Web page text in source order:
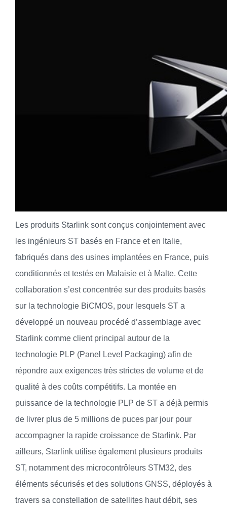
Les produits Starlink sont conçus conjointement avec
les ingénieurs ST basés en France et en Italie,
fabriqués dans des usines implantées en France, puis
conditionnés et testés en Malaisie et à Malte. Cette
collaboration s’est concentrée sur des produits basés
sur la technologie BiCMOS, pour lesquels ST a
développé un nouveau procédé d’assemblage avec
Starlink comme client principal autour de la
technologie PLP (Panel Level Packaging) afin de
répondre aux exigences très strictes de volume et de
qualité à des coûts compétitifs. La montée en
puissance de la technologie PLP de ST a déjà permis
de livrer plus de 5 millions de puces par jour pour
accompagner la rapide croissance de Starlink. Par
ailleurs, Starlink utilise également plusieurs produits
ST, notamment des microcontrôleurs STM32, des
éléments sécurisés et des solutions GNSS, déployés à
travers sa constellation de satellites haut débit, ses